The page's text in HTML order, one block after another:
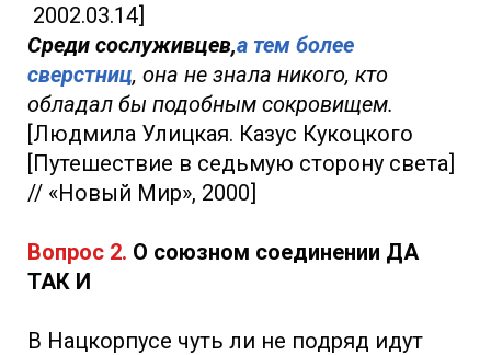
2002.03.14]
Среди сослуживцев,а тем более
сверстниц, она не знала никого, кто
обладал бы подобным сокровищем.
[Людмила Улицкая. Казус Кукоцкого
[Путешествие в седьмую сторону света]
// «Новый Мир», 2000]
Вопрос 2. О союзном соединении ДА
ТАК И
В Нацкорпусе чуть ли не подряд идут